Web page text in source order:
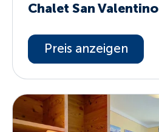
Chalet San Valentino
Preis anzeigen